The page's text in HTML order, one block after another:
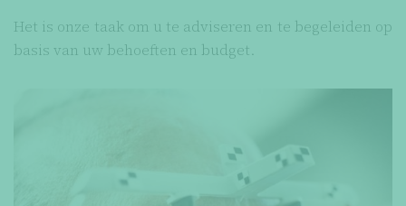
Het is onze taak om u te adviseren en te begeleiden op
basis van uw behoeften en budget.